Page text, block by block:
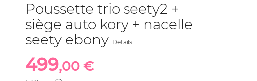
Poussette trio seety2 +
siège auto kory + nacelle
seety ebony Détails
499,00 €